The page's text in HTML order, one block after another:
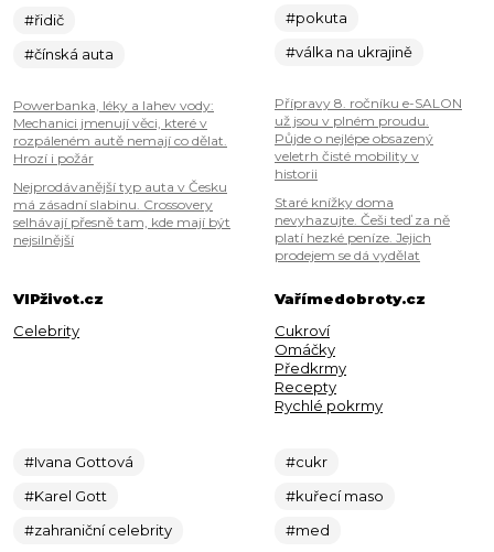
#řidič
#čínská auta
Powerbanka, léky a lahev vody:
Mechanici jmenují věci, které v
rozpáleném autě nemají co dělat.
Hrozí i požár
Nejprodávanější typ auta v Česku
má zásadní slabinu. Crossovery
selhávají přesně tam, kde mají být
nejsilnější
#pokuta
#válka na ukrajině
Přípravy 8. ročníku e-SALON
už jsou v plném proudu.
Půjde o nejlépe obsazený
veletrh čisté mobility v
historii
Staré knížky doma
nevyhazujte. Češi teď za ně
platí hezké peníze. Jejich
prodejem se dá vydělat
VIPživot.cz
Celebrity
#Ivana Gottová
#Karel Gott
#zahraniční celebrity
Vařímedobroty.cz
Cukroví
Omáčky
Předkrmy
Recepty
Rychlé pokrmy
#cukr
#kuřecí maso
#med